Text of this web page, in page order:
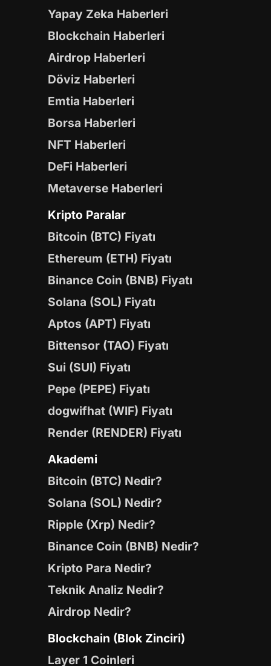
Yapay Zeka Haberleri
Blockchain Haberleri
Airdrop Haberleri
Döviz Haberleri
Emtia Haberleri
Borsa Haberleri
NFT Haberleri
DeFi Haberleri
Metaverse Haberleri
Kripto Paralar
Bitcoin (BTC) Fiyatı
Ethereum (ETH) Fiyatı
Binance Coin (BNB) Fiyatı
Solana (SOL) Fiyatı
Aptos (APT) Fiyatı
Bittensor (TAO) Fiyatı
Sui (SUI) Fiyatı
Pepe (PEPE) Fiyatı
dogwifhat (WIF) Fiyatı
Render (RENDER) Fiyatı
Akademi
Bitcoin (BTC) Nedir?
Solana (SOL) Nedir?
Ripple (Xrp) Nedir?
Binance Coin (BNB) Nedir?
Kripto Para Nedir?
Teknik Analiz Nedir?
Airdrop Nedir?
Blockchain (Blok Zinciri)
Layer 1 Coinleri